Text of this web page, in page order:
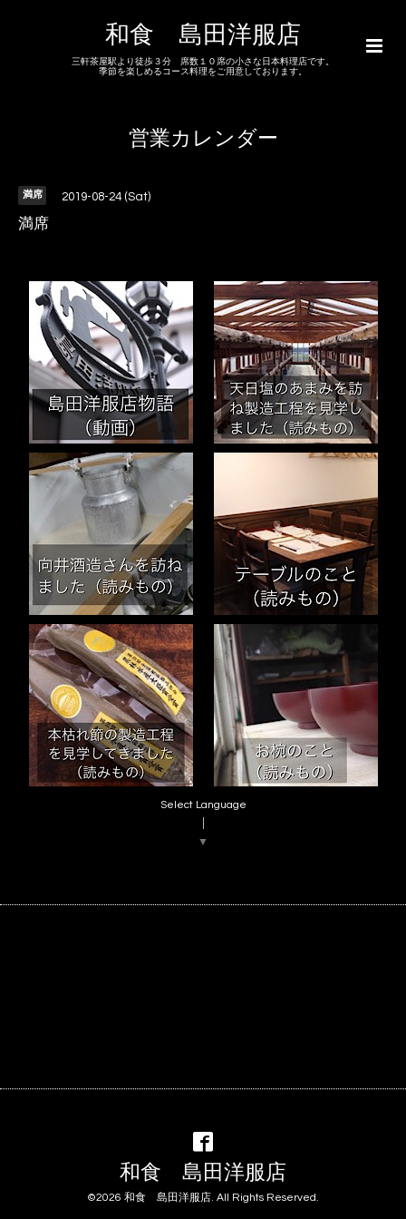
和食 島田洋服店
三軒茶屋駅より徒歩３分 席数１０席の小さな日本料理店です。
季節を楽しめるコース料理をご用意しております。
営業カレンダー
満席 2019-08-24 (Sat)
満席
Select Language
▼
和食 島田洋服店
©2026 和食 島田洋服店. All Rights Reserved.